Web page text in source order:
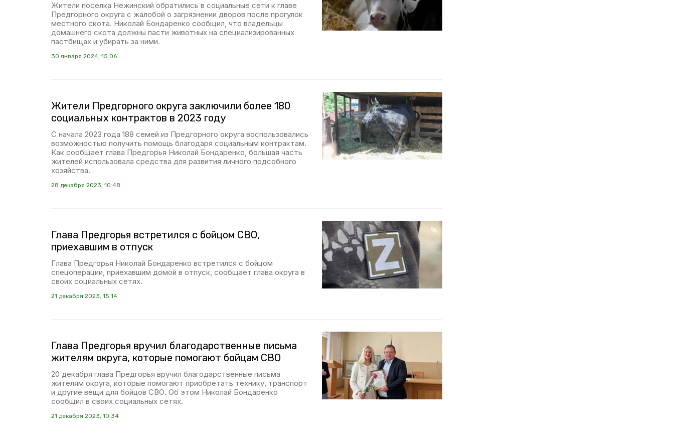
Жители посёлка Нежинский обратились в социальные сети к главе
Предгорного округа с жалобой о загрязнении дворов после прогулок
местного скота. Николай Бондаренко сообщил, что владельцы
домашнего скота должны пасти животных на специализированных
пастбищах и убирать за ними.
30 января 2024, 15:06
Жители Предгорного округа заключили более 180
социальных контрактов в 2023 году
С начала 2023 года 188 семей из Предгорного округа воспользовались
возможностью получить помощь благодаря социальным контрактам.
Как сообщает глава Предгорья Николай Бондаренко, большая часть
жителей использовала средства для развития личного подсобного
хозяйства.
28 декабря 2023, 10:48
Глава Предгорья встретился с бойцом СВО,
приехавшим в отпуск
Глава Предгорья Николай Бондаренко встретился с бойцом
спецоперации, приехавшим домой в отпуск, сообщает глава округа в
своих социальных сетях.
21 декабря 2023, 15:14
Глава Предгорья вручил благодарственные письма
жителям округа, которые помогают бойцам СВО
20 декабря глава Предгорья вручил благодарственные письма
жителям округа, которые помогают приобретать технику, транспорт
и другие вещи для бойцов СВО. Об этом Николай Бондаренко
сообщил в своих социальных сетях.
21 декабря 2023, 10:34